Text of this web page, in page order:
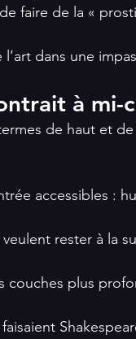
faire de la «
dans une
à mi-
de haut et
accessibles :
rester à la
couches plus